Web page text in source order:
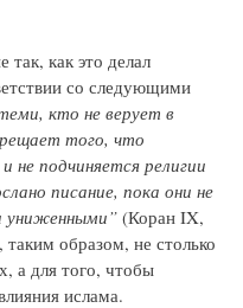
как это делал
со следующими
кто не верует в
того, что
не подчиняется религии
писание, пока они не
униженными” (Коран IX,
образом, не столько
а для того, чтобы
ислама.